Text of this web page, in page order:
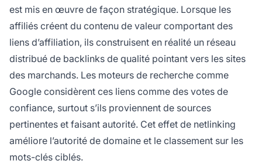
est mis en œuvre de façon stratégique. Lorsque les
affiliés créent du contenu de valeur comportant des
liens d’affiliation, ils construisent en réalité un réseau
distribué de backlinks de qualité pointant vers les sites
des marchands. Les moteurs de recherche comme
Google considèrent ces liens comme des votes de
confiance, surtout s’ils proviennent de sources
pertinentes et faisant autorité. Cet effet de netlinking
améliore l’autorité de domaine et le classement sur les
mots-clés ciblés.